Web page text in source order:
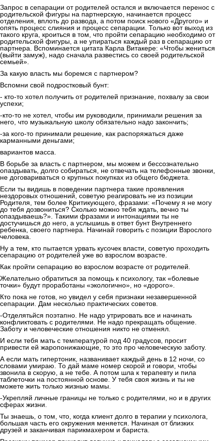
Запрос в сепарации от родителей остался и включается перенос с
родительской фигуры на партнерскую, начинается процесс
отделения, вплоть до развода, а потом поиск нового «Другого» и
опять процесс слияния и процесс сепарации. Только вот выход из
такого круга, кроиться в том, что пройти сепарацию необходимо от
родительской фигуры, а не упираться каждый раз в сепарацию от
партнера. Вспоминается цитата Карла Витакере: «Чтобы жениться
(выйти замуж), надо сначала развестись со своей родительской
семьей».
За какую власть мы боремся с партнером?
Вспомни свой подростковый бунт:
- кто-то хотел получить от родителей признание, похвалу за свои
успехи;
-кто-то не хотел, чтобы им руководили, принимали решения за
него, что музыкальную школу обязательно надо закончить;
-за кого-то принимали решение, как распоряжаться даже
карманными деньгами;
вариантов масса.
В борьбе за власть с партнером, мы можем и бессознательно
опаздывать, долго собираться, не отвечать на телефонные звонки,
не договариваться о крупных покупках из общего бюджета.
Если ты видишь в поведении партнера такие проявления
нездоровых отношений, советую реагировать не из позиции
Родителя, тем более Критикующего, фразами: «Почему я не могу
до тебя дозвониться? Сколько можно тебя ждать, вечно ты
опаздываешь?». Такими фразами и интонациями ты не
достучишься до него, а услышишь в ответ бунт Внутреннего
ребенка, своего партнера. Начинай говорить с позиции Взрослого
человека.
Ну а тем, кто пытается урвать кусочек власти, советую проходить
сепарацию от родителей уже во взрослом возрасте.
Как пройти сепарацию во взрослом возрасте от родителей.
Желательно обратиться за помощь к психологу, так «болевые
точки» будут проработаны «экологично», но «дорого».
Кто пока не готов, но увидел у себя признаки незавершенной
сепарации. Дам несколько практических советов.
-Отделятьйся поэтапно. Не надо утрировать все и начинать
конфликтовать с родителями. Не надо прекращать общение.
Заботу и человеческие отношения никто не отменял.
И если тебя мать с температурой под 40 градусов, просит
привести ей жаропонижающие, то это про человеческую заботу.
А если мать гипертоник, названивает каждый день в 12 ночи, со
словами умираю. То дай маме номер скорой и говори, чтобы
звонила в скорую, а не тебе. А потом шла к терапевту и пила
таблеточки на постоянной основе. У тебя своя жизнь и ты не
можете жить только жизнью мамы.
-Укрепляй личные границы не только с родителями, но и в других
сферах жизни.
Ты знаешь, о том, что, когда клиент долго в терапии у психолога,
большая часть его окружения меняется. Начиная от близких
друзей и заканчивая парикмахером и бариста.